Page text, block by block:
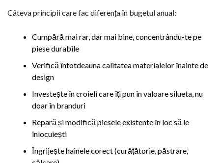
Câteva principii care fac diferența în bugetul anual:
Cumpără mai rar, dar mai bine, concentrându-te pe
piese durabile
Verifică întotdeauna calitatea materialelor înainte de
design
Investește în croieli care îți pun în valoare silueta, nu
doar în branduri
Repară și modifică piesele existente în loc să le
înlocuiești
Îngrijește hainele corect (curățătorie, păstrare,